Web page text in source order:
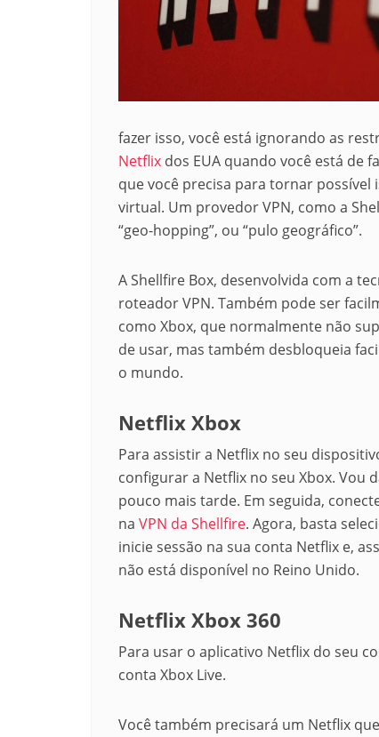
fazer isso, você está ignorando as
Netflix dos EUA quando você está de
que você precisa para tornar possível
virtual. Um provedor VPN, como a
“geo-hopping”, ou “pulo geográfico”.
A Shellfire Box, desenvolvida com a
roteador VPN. Também pode ser
como Xbox, que normalmente não
de usar, mas também desbloqueia
o mundo.
Netflix Xbox
Para assistir a Netflix no seu
configurar a Netflix no seu Xbox. Vou
pouco mais tarde. Em seguida,
na VPN da Shellfire. Agora, basta
inicie sessão na sua conta Netflix e,
não está disponível no Reino Unido.
Netflix Xbox 360
Para usar o aplicativo Netflix do seu
conta Xbox Live.
Você também precisará um Netflix